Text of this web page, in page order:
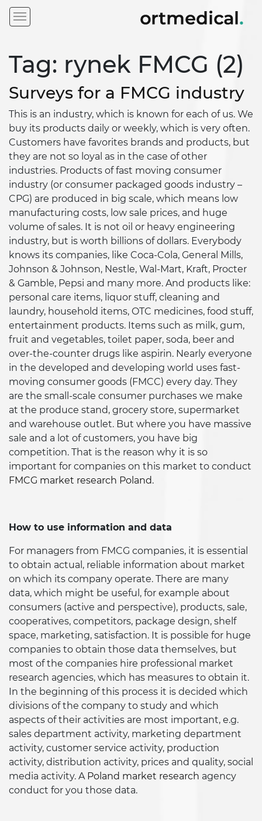
Tag: rynek FMCG (2)
Surveys for a FMCG industry
This is an industry, which is known for each of us. We
buy its products daily or weekly, which is very often.
Customers have favorites brands and products, but
they are not so loyal as in the case of other
industries. Products of fast moving consumer
industry (or consumer packaged goods industry –
CPG) are produced in big scale, which means low
manufacturing costs, low sale prices, and huge
volume of sales. It is not oil or heavy engineering
industry, but is worth billions of dollars. Everybody
knows its companies, like Coca-Cola, General Mills,
Johnson & Johnson, Nestle, Wal-Mart, Kraft, Procter
& Gamble, Pepsi and many more. And products like:
personal care items, liquor stuff, cleaning and
laundry, household items, OTC medicines, food stuff,
entertainment products. Items such as milk, gum,
fruit and vegetables, toilet paper, soda, beer and
over-the-counter drugs like aspirin. Nearly everyone
in the developed and developing world uses fast-
moving consumer goods (FMCC) every day. They
are the small-scale consumer purchases we make
at the produce stand, grocery store, supermarket
and warehouse outlet. But where you have massive
sale and a lot of customers, you have big
competition. That is the reason why it is so
important for companies on this market to conduct
FMCG market research Poland.
How to use information and data
For managers from FMCG companies, it is essential
to obtain actual, reliable information about market
on which its company operate. There are many
data, which might be useful, for example about
consumers (active and perspective), products, sale,
cooperatives, competitors, package design, shelf
space, marketing, satisfaction. It is possible for huge
companies to obtain those data themselves, but
most of the companies hire professional market
research agencies, which has measures to obtain it.
In the beginning of this process it is decided which
divisions of the company to study and which
aspects of their activities are most important, e.g.
sales department activity, marketing department
activity, customer service activity, production
activity, distribution activity, prices and quality, social
media activity. A Poland market research agency
conduct for you those data.